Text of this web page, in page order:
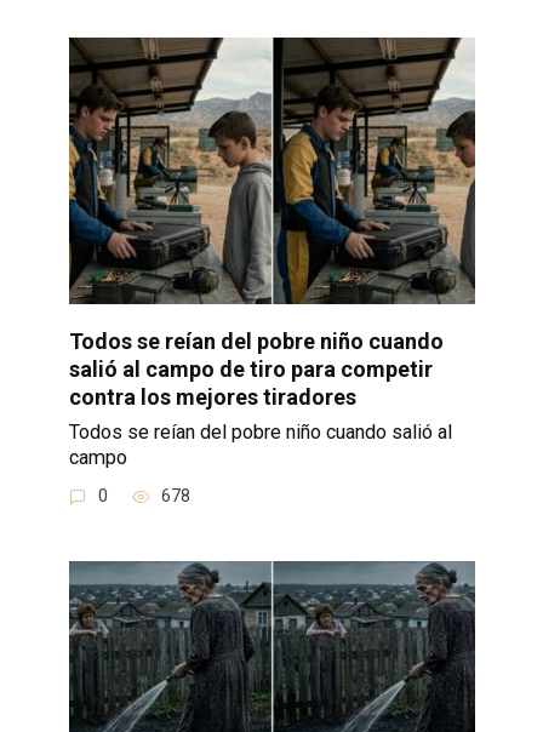
Todos se reían del pobre niño cuando
salió al campo de tiro para competir
contra los mejores tiradores
Todos se reían del pobre niño cuando salió al
campo
0 678